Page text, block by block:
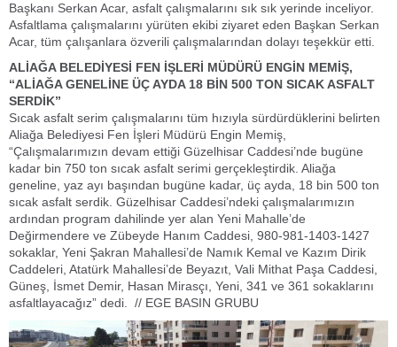
Başkanı Serkan Acar, asfalt çalışmalarını sık sık yerinde inceliyor.
Asfaltlama çalışmalarını yürüten ekibi ziyaret eden Başkan Serkan
Acar, tüm çalışanlara özverili çalışmalarından dolayı teşekkür etti.
ALİAĞA BELEDİYESİ FEN İŞLERİ MÜDÜRÜ ENGİN MEMİŞ,
“ALİAĞA GENELİNE ÜÇ AYDA 18 BİN 500 TON SICAK ASFALT
SERDİK”
Sıcak asfalt serim çalışmalarını tüm hızıyla sürdürdüklerini belirten
Aliağa Belediyesi Fen İşleri Müdürü Engin Memiş,
“Çalışmalarımızın devam ettiği Güzelhisar Caddesi’nde bugüne
kadar bin 750 ton sıcak asfalt serimi gerçekleştirdik. Aliağa
geneline, yaz ayı başından bugüne kadar, üç ayda, 18 bin 500 ton
sıcak asfalt serdik. Güzelhisar Caddesi’ndeki çalışmalarımızın
ardından program dahilinde yer alan Yeni Mahalle’de
Değirmendere ve Zübeyde Hanım Caddesi, 980-981-1403-1427
sokaklar, Yeni Şakran Mahallesi’de Namık Kemal ve Kazım Dirik
Caddeleri, Atatürk Mahallesi’de Beyazıt, Vali Mithat Paşa Caddesi,
Güneş, İsmet Demir, Hasan Mirasçı, Yeni, 341 ve 361 sokaklarını
asfaltlayacağız” dedi. // EGE BASIN GRUBU